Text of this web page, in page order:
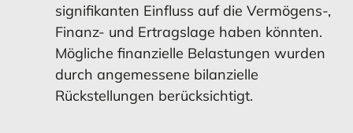
signifikanten Einfluss auf die Vermögens-,
Finanz- und Ertragslage haben könnten.
Mögliche finanzielle Belastungen wurden
durch angemessene bilanzielle
Rückstellungen berücksichtigt.